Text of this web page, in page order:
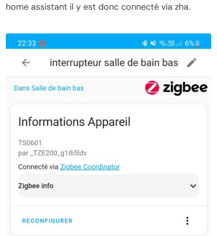
home assistant il y est donc connecté via zha.